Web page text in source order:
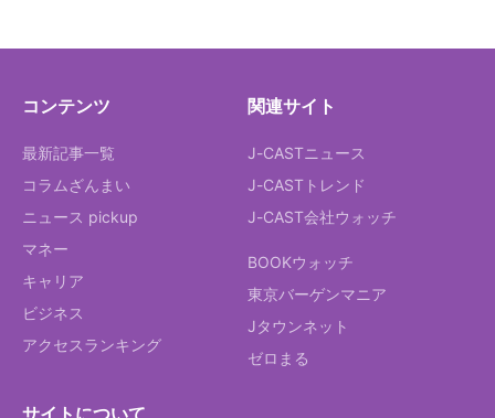
コンテンツ
最新記事一覧
コラムざんまい
ニュース pickup
マネー
キャリア
ビジネス
アクセスランキング
関連サイト
J-CASTニュース
J-CASTトレンド
J-CAST会社ウォッチ
BOOKウォッチ
東京バーゲンマニア
Jタウンネット
ゼロまる
サイトについて